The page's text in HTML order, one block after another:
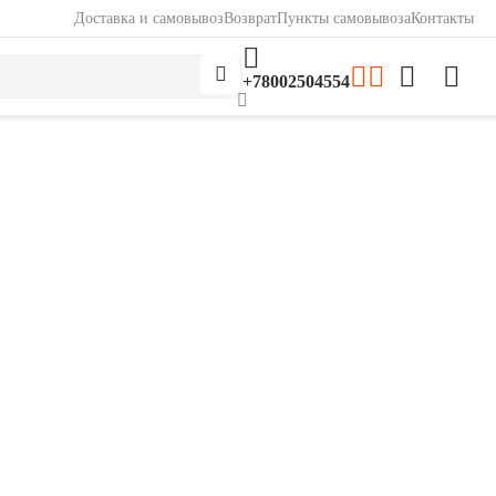
Доставка и самовывозВозвратПункты самовывозаКонтакты
+78002504554